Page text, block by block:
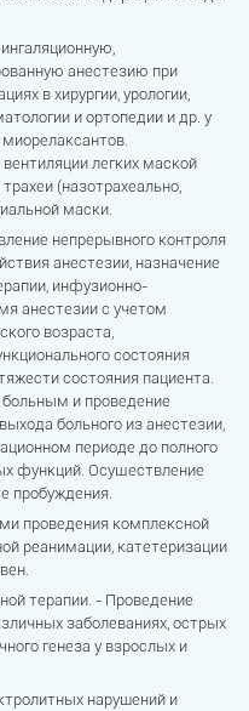
анестезию при
в хирургии, урологии,
и ортопедии и др. у
легких маской
(назотрахеально,
маски.
непрерывного контроля
анестезии, назначение
инфузионно-
анестезии с учетом
возраста,
состояния
состояния пациента.
и проведение
больного из анестезии,
периоде до полного
функций. Осуществление
пробуждения.
проведения комплексной
реанимации, катетеризации
терапии. - Проведение
заболеваниях, острых
генеза у взрослых и
нарушений и